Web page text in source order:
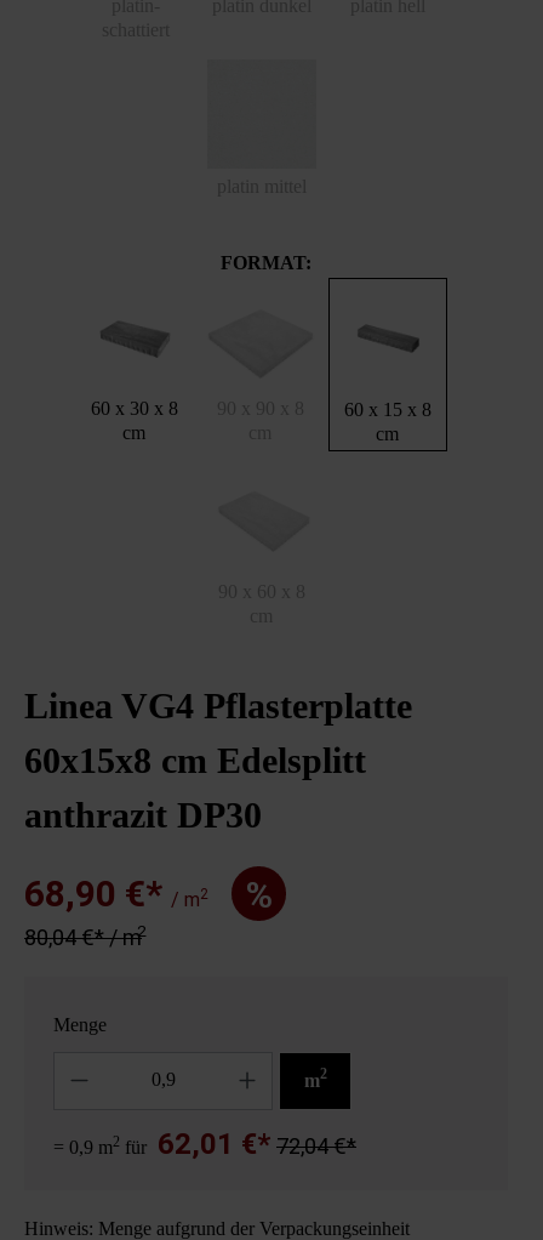
FORMAT:
60 x 30 x 8
cm
60 x 15 x 8
cm
Linea VG4 Pflasterplatte
60x15x8 cm Edelsplitt
anthrazit DP30
68,90 €* / m2 %
80,04 €* / m2
Menge
m2
= 0,9 m2 für 62,01 €* 72,04 €*
Hinweis: Menge aufgrund der Verpackungseinheit